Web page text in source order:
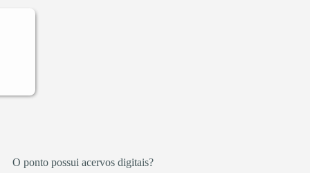
no
O ponto possui acervos digitais?